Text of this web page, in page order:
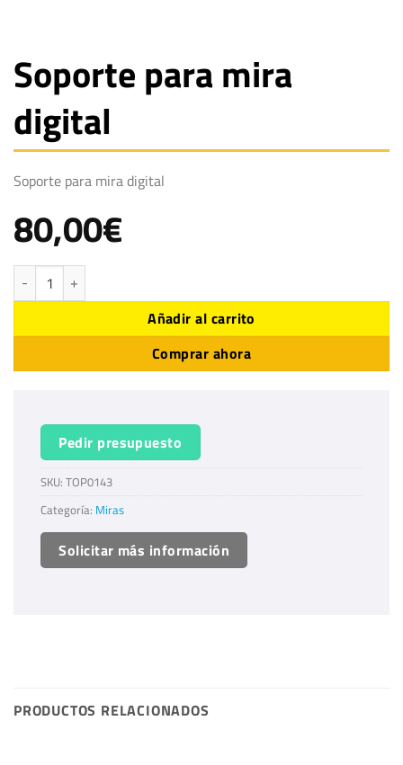
Soporte para mira
digital
Soporte para mira digital
80,00€
Soporte para mira digital cantidad
Añadir al carrito
Comprar ahora
Pedir presupuesto
SKU: TOP0143
Categoría: Miras
Solicitar más información
PRODUCTOS RELACIONADOS